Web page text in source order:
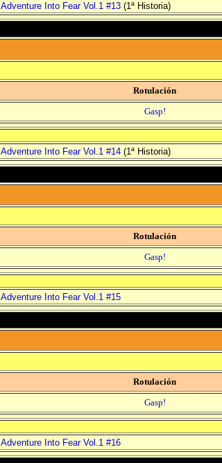
Adventure Into Fear Vol.1 #13(1ª Historia)
Rotulación
Gasp!
Adventure Into Fear Vol.1 #14(1ª Historia)
Rotulación
Gasp!
Adventure Into Fear Vol.1 #15
Rotulación
Gasp!
Adventure Into Fear Vol.1 #16